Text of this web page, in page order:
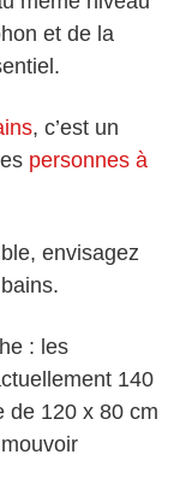
et de la
, c’est un
personnes à
envisagez
: les
140
de 120 x 80 cm